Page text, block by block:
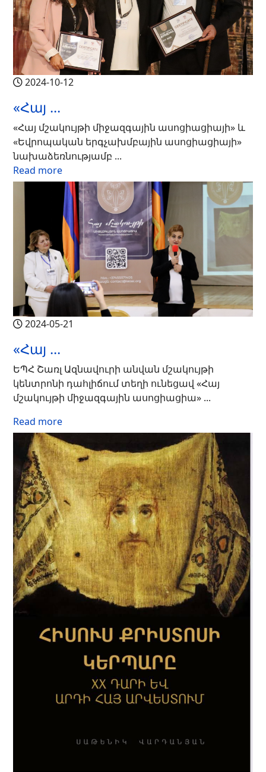
2024-10-12
«Հայ ...
«Հայ մշակույթի միջազգային ասոցիացիայի» և
«Եվրոպական երգչախմբային ասոցիացիայի»
նախաձեռնությամբ ...
Read more
2024-05-21
«Հայ ...
ԵՊՀ Շառլ Ազնավուրի անվան մշակույթի
կենտրոնի դահլիճում տեղի ունեցավ «Հայ
մշակույթի միջազգային ասոցիացիա» ...
Read more